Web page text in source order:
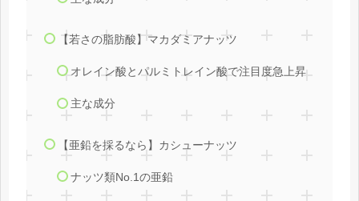
【若さの脂肪酸】マカダミアナッツ
オレイン酸とパルミトレイン酸で注目度急上昇
主な成分
【亜鉛を採るなら】カシューナッツ
ナッツ類No.1の亜鉛